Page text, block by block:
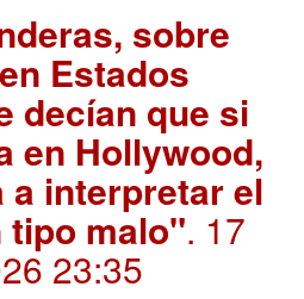
sobre
Estados
decían que si
en Hollywood,
a interpretar el
tipo malo". 17
23:35